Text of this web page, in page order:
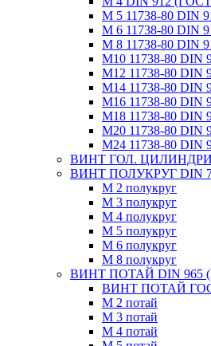
М 5 11738-80 DIN
М 6 11738-80 DIN
М 8 11738-80 DIN
М10 11738-80 DIN
М12 11738-80 DIN
М14 11738-80 DIN
М16 11738-80 DIN
М18 11738-80 DIN
М20 11738-80 DIN
М24 11738-80 DIN
ВИНТ ГОЛ.
ВИНТ ПОЛУКРУГ DIN
М 2 полукруг
М 3 полукруг
М 4 полукруг
М 5 полукруг
М 6 полукруг
М 8 полукруг
ВИНТ ПОТАЙ DIN 965
ВИНТ ПОТАЙ
М 2 потай
М 3 потай
М 4 потай